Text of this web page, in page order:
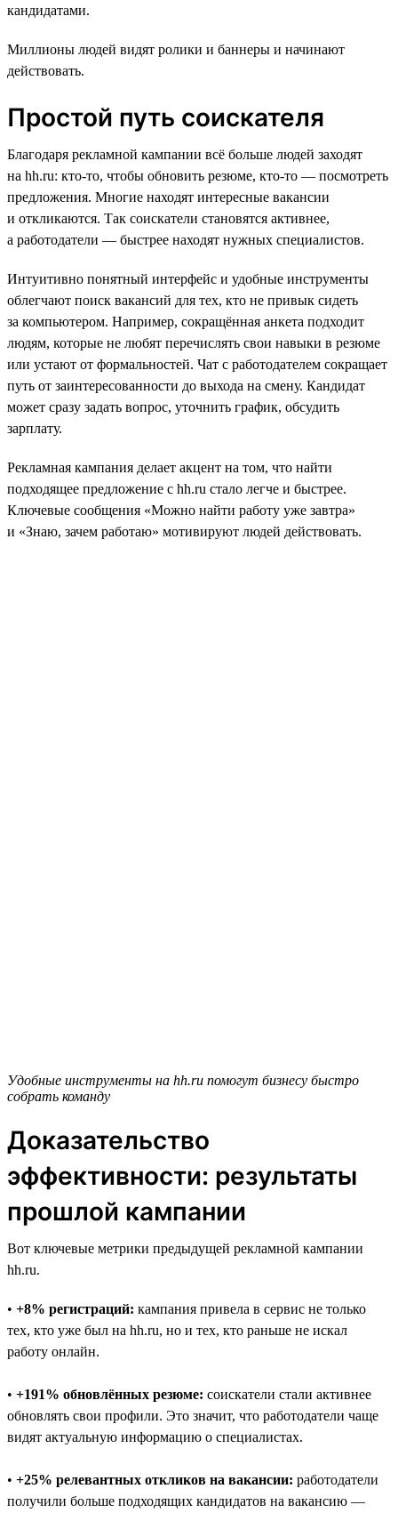
кандидатами.
Миллионы людей видят ролики и баннеры и начинают
действовать.
Простой путь соискателя
Благодаря рекламной кампании всё больше людей заходят
на hh.ru: кто-то, чтобы обновить резюме, кто-то — посмотреть
предложения. Многие находят интересные вакансии
и откликаются. Так соискатели становятся активнее,
а работодатели — быстрее находят нужных специалистов.
Интуитивно понятный интерфейс и удобные инструменты
облегчают поиск вакансий для тех, кто не привык сидеть
за компьютером. Например, сокращённая анкета подходит
людям, которые не любят перечислять свои навыки в резюме
или устают от формальностей. Чат с работодателем сокращает
путь от заинтересованности до выхода на смену. Кандидат
может сразу задать вопрос, уточнить график, обсудить
зарплату.
Рекламная кампания делает акцент на том, что найти
подходящее предложение с hh.ru стало легче и быстрее.
Ключевые сообщения «Можно найти работу уже завтра»
и «Знаю, зачем работаю» мотивируют людей действовать.
Удобные инструменты на hh.ru помогут бизнесу быстро
собрать команду
Доказательство
эффективности: результаты
прошлой кампании
Вот ключевые метрики предыдущей рекламной кампании
hh.ru.
• +8% регистраций: кампания привела в сервис не только
тех, кто уже был на hh.ru, но и тех, кто раньше не искал
работу онлайн.
• +191% обновлённых резюме: соискатели стали активнее
обновлять свои профили. Это значит, что работодатели чаще
видят актуальную информацию о специалистах.
• +25% релевантных откликов на вакансии: работодатели
получили больше подходящих кандидатов на вакансию —